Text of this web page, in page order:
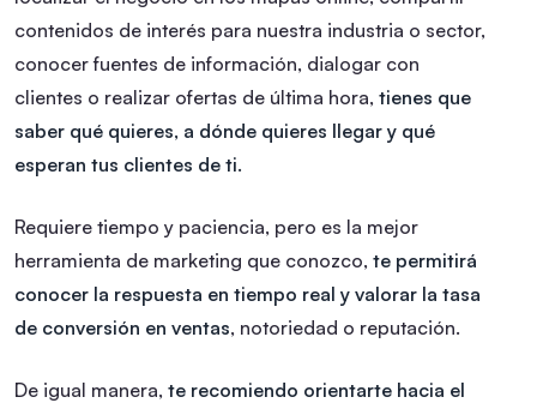
contenidos de interés para nuestra industria o sector,
conocer fuentes de información, dialogar con
clientes o realizar ofertas de última hora, tienes que
saber qué quieres, a dónde quieres llegar y qué
esperan tus clientes de ti.
Requiere tiempo y paciencia, pero es la mejor
herramienta de marketing que conozco, te permitirá
conocer la respuesta en tiempo real y valorar la tasa
de conversión en ventas, notoriedad o reputación.
De igual manera, te recomiendo orientarte hacia el